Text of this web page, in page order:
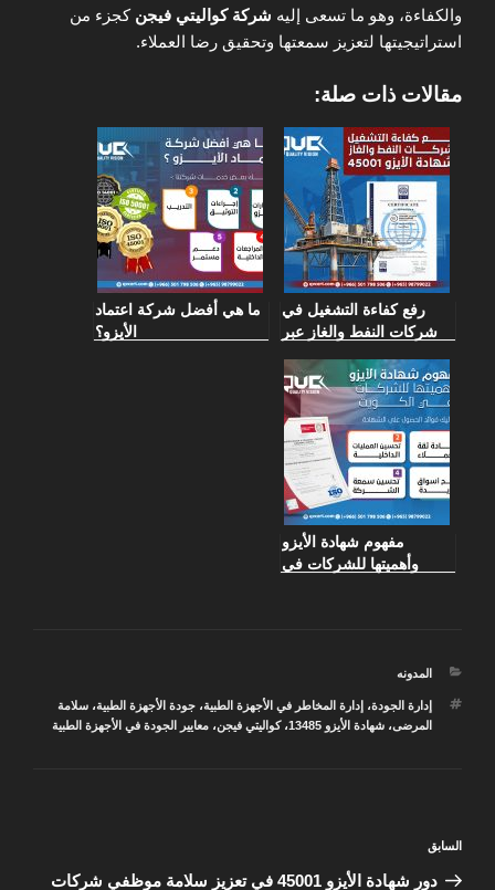
والكفاءة، وهو ما تسعى إليه شركة كواليتي فيجن كجزء من
استراتيجيتها لتعزيز سمعتها وتحقيق رضا العملاء.
مقالات ذات صلة:
رفع كفاءة التشغيل في
شركات النفط والغاز عبر
ما هي أفضل شركة اعتماد
الأيزو؟
مفهوم شهادة الأيزو
وأهميتها للشركات في
التصنيفات
المدونه
الوسوم
إدارة الجودة، إدارة المخاطر في الأجهزة الطبية،جودة الأجهزة الطبية،سلامة
المرضى،شهادة الأيزو 13485 ،كواليتي فيجن،معايير الجودة في الأجهزة الطبية
المقالة
السابقة
السابق
دور شهادة الأيزو 45001 في تعزيز سلامة موظفي شركات